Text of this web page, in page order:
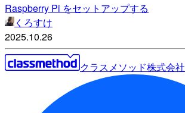
Raspberry Pi をセットアップする
くろすけ
2025.10.26
クラスメソッド株式会社